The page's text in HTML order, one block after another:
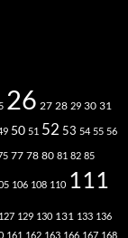
26 27 28 29 30 31
50 51 52 53 54 55 56
77 78 80 81 82 85
106 108 110 111
127 129 130 131 133 136
161 162 163 166 167 168